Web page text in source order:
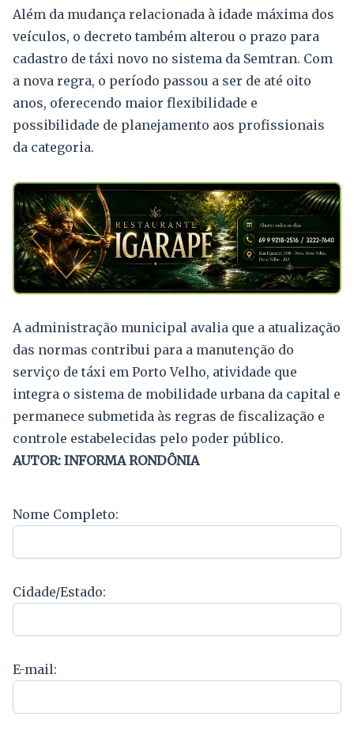
Além da mudança relacionada à idade máxima dos
veículos, o decreto também alterou o prazo para
cadastro de táxi novo no sistema da Semtran. Com
a nova regra, o período passou a ser de até oito
anos, oferecendo maior flexibilidade e
possibilidade de planejamento aos profissionais
da categoria.
A administração municipal avalia que a atualização
das normas contribui para a manutenção do
serviço de táxi em Porto Velho, atividade que
integra o sistema de mobilidade urbana da capital e
permanece submetida às regras de fiscalização e
controle estabelecidas pelo poder público.
AUTOR: INFORMA RONDÔNIA
Nome Completo:
Cidade/Estado:
E-mail: